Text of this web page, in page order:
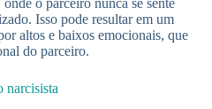
onde o parceiro nunca se sente
Isso pode resultar em um
altos e baixos emocionais, que
do parceiro.
narcisista